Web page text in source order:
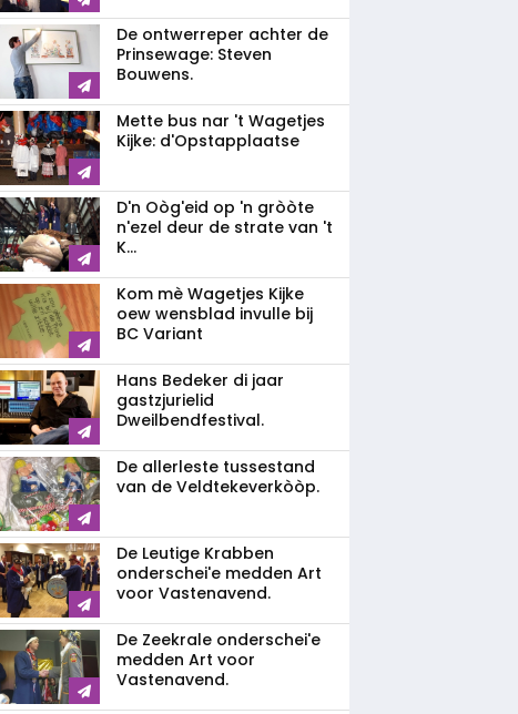
De ontwerreper achter de
Prinsewage: Steven
Bouwens.
Mette bus nar 't Wagetjes
Kijke: d'Opstapplaatse
D'n Oòg'eid op 'n gròòte
n'ezel deur de strate van 't
K...
Kom mè Wagetjes Kijke
oew wensblad invulle bij
BC Variant
Hans Bedeker di jaar
gastzjurielid
Dweilbendfestival.
De allerleste tussestand
van de Veldtekeverkòòp.
De Leutige Krabben
onderschei'e medden Art
voor Vastenavend.
De Zeekrale onderschei'e
medden Art voor
Vastenavend.